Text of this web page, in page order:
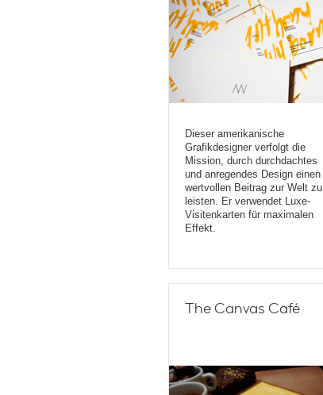
Dieser amerikanische
Grafikdesigner verfolgt die
Mission, durch durchdachtes
und anregendes Design einen
wertvollen Beitrag zur Welt zu
leisten. Er verwendet Luxe-
Visitenkarten für maximalen
Effekt.
The Canvas Café